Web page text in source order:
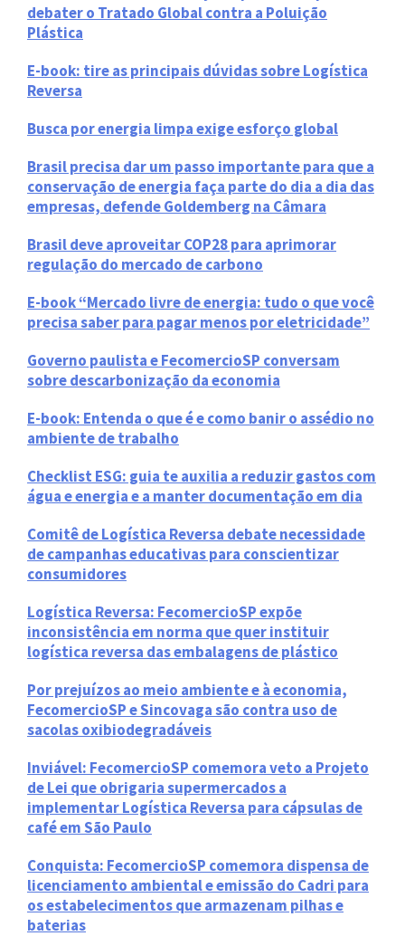
debater o Tratado Global contra a Poluição
Plástica
E-book: tire as principais dúvidas sobre Logística
Reversa
Busca por energia limpa exige esforço global
Brasil precisa dar um passo importante para que a
conservação de energia faça parte do dia a dia das
empresas, defende Goldemberg na Câmara
Brasil deve aproveitar COP28 para aprimorar
regulação do mercado de carbono
E-book “Mercado livre de energia: tudo o que você
precisa saber para pagar menos por eletricidade”
Governo paulista e FecomercioSP conversam
sobre descarbonização da economia
E-book: Entenda o que é e como banir o assédio no
ambiente de trabalho
Checklist ESG: guia te auxilia a reduzir gastos com
água e energia e a manter documentação em dia
Comitê de Logística Reversa debate necessidade
de campanhas educativas para conscientizar
consumidores
Logística Reversa: FecomercioSP expõe
inconsistência em norma que quer instituir
logística reversa das embalagens de plástico
Por prejuízos ao meio ambiente e à economia,
FecomercioSP e Sincovaga são contra uso de
sacolas oxibiodegradáveis
Inviável: FecomercioSP comemora veto a Projeto
de Lei que obrigaria supermercados a
implementar Logística Reversa para cápsulas de
café em São Paulo
Conquista: FecomercioSP comemora dispensa de
licenciamento ambiental e emissão do Cadri para
os estabelecimentos que armazenam pilhas e
baterias